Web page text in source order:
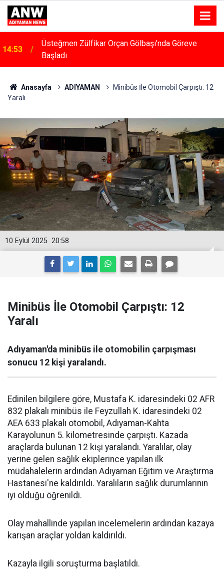
14:48 Menfeze Çarpan Araç Sürücüsü Yaralandı
Anasayfa ADIYAMAN
Minibüs İle Otomobil Çarpıştı: 12
Yaralı
20:58
10 Eylül 2025
Minibüs İle Otomobil Çarpıştı: 12
Yaralı
Adıyaman'da minibüs ile otomobilin çarpışması
sonucu 12 kişi yaralandı.
Edinilen bilgilere göre, Mustafa K. idaresindeki 02 AFR
832 plakalı minibüs ile Feyzullah K. idaresindeki 02
AEA 633 plakalı otomobil, Adıyaman-Kahta
Karayolunun 5. kilometresinde çarpıştı. Kazada
araçlarda bulunan 12 kişi yaralandı. Yaralılar, olay
yerine gelen sağlık ekiplerince yapılan ilk
müdahalelerin ardından Adıyaman Eğitim ve Araştırma
Hastanesi'ne kaldırıldı. Yaralıların sağlık durumlarının
iyi olduğu öğrenildi.
Olay mahallinde yapılan incelemelerin ardından kazaya
karışan araçlar yoldan kaldırıldı.
Kazayla ilgili soruşturma başlatıldı.